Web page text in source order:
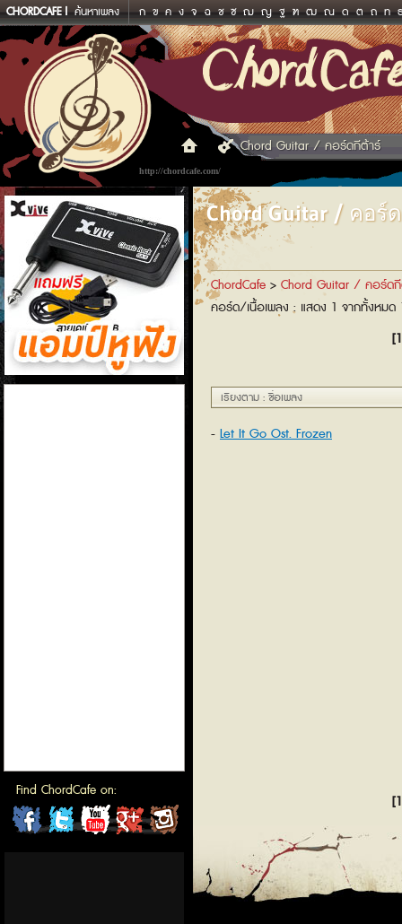
CHORDCAFE ค้นหาเพลง ก ข ค ง จ ฉ ช ซ ฌ ญ ฐ ฑ ฒ ณ ด ต ถ ท
http://chordcafe.com/
Chord Guitar / คอร์ดกีต้าร์
แอมป์หูฟัง
Find ChordCafe on:
ChordCafeChordCafeChordCafeChordCafe
Chord Guitar / คอร์
ChordCafe > Chord Guitar / คอร์ด
คอร์ด/เนื้อเพลง : แสดง 1 จากทั้งหมด
เรียงตาม : ชื่อเพลง
Let It Go Ost. Frozen